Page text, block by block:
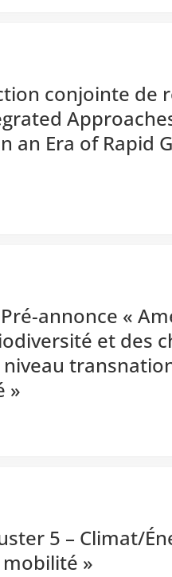
conjointe de
an Era of Rapid
annonce «
et des
»
5 – Climat/
»